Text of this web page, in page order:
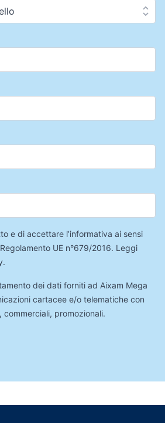
e di accettare l’informativa ai sensi
UE n°679/2016. Leggi
.
dei dati forniti ad Aixam Mega
cartacee e/o telematiche con
promozionali.